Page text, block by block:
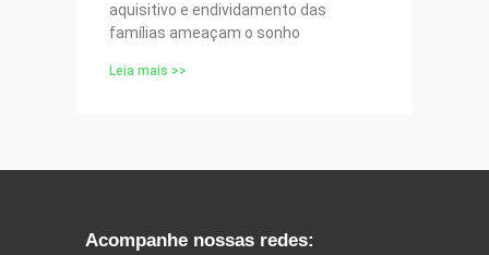
aquisitivo e endividamento das
famílias ameaçam o sonho
Leia mais >>
Acompanhe nossas redes: